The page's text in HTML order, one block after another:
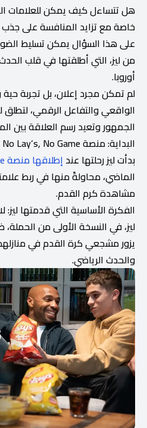
هل تتساءل كيف يمكن للعلامات
خاصة مع تزايد المنافسة على جذب
على هذا السؤال يمكن تسليط
من ليز، التي أطلقتها في قلب
أوروبا.
لم تمكن مجرد إعلان، بل تجربة
الواقعي والتفاعل الرقمي،
الجمهور وتعيد رسم العلاقة بين
البداية: منصة No Lay’s, No Game
بدأت ليز رحلتها عند إطلاقها منصة No Lay’s, No Game
الماضي، محاولةً منها في ربط
مشاهدة كرم القدم.
الفكرة الأساسية التي قدمتها
ليز، في النسخة الأولى من
يزور مشجعي كرة القدم في
والحدث الرياضي.